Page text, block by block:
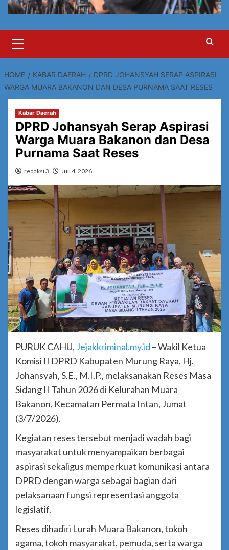
Menu
HOME KABAR DAERAH
DPRD JOHANSYAH SERAP ASPIRASI
WARGA MUARA BAKANON DAN DESA PURNAMA SAAT RESES
Kabar Daerah
DPRD Johansyah Serap Aspirasi
Warga Muara Bakanon dan Desa
Purnama Saat Reses
redaksi 3 Juli 4, 2026
PURUK CAHU, Jejakkriminal.my.id – Wakil Ketua
Komisi II DPRD Kabupaten Murung Raya, Hj.
Johansyah, S.E., M.I.P., melaksanakan Reses Masa
Sidang II Tahun 2026 di Kelurahan Muara
Bakanon, Kecamatan Permata Intan, Jumat
(3/7/2026).
Kegiatan reses tersebut menjadi wadah bagi
masyarakat untuk menyampaikan berbagai
aspirasi sekaligus memperkuat komunikasi antara
DPRD dengan warga sebagai bagian dari
pelaksanaan fungsi representasi anggota
legislatif.
Reses dihadiri Lurah Muara Bakanon, tokoh
agama, tokoh masyarakat, pemuda, serta warga